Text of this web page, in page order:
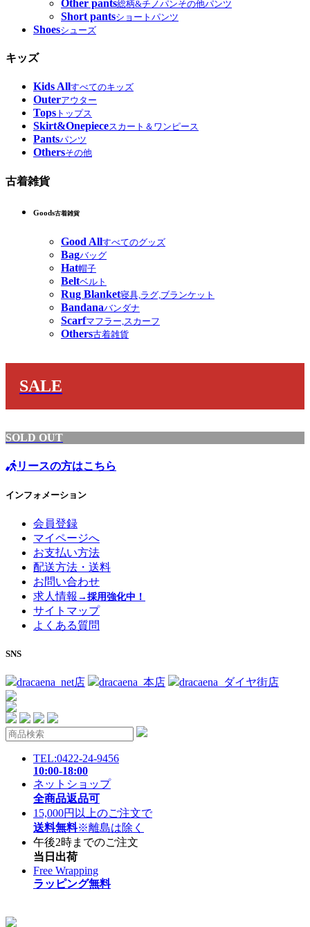
Other pants総柄&チノパンその他パンツ
Short pantsショートパンツ
Shoesシューズ
キッズ
Kids Allすべてのキッズ
Outerアウター
Tops トップス
Skirt&Onepieceスカート＆ワンピース
Pantsパンツ
Othersその他
古着雑貨
Goods古着雑貨
Good Allすべてのグッズ
Bagバッグ
Hat帽子
Beltベルト
Rug Blanket寝具,ラグ,ブランケット
Bandanaバンダナ
Scarfマフラー,スカーフ
Others古着雑貨
SALE
SOLD OUT
リースの方はこちら
インフォメーション
会員登録
マイページへ
お支払い方法
配送方法・送料
お問い合わせ
求人情報 →採用強化中！
サイトマップ
よくある質問
SNS
dracaena_net店 dracaena_本店 dracaena_ダイヤ街店
TEL:0422-24-9456
10:00-18:00
ネットショップ
全商品返品可
15,000円以上のご注文で
送料無料※離島は除く
午後2時までのご注文
当日出荷
Free Wrapping
ラッピング無料